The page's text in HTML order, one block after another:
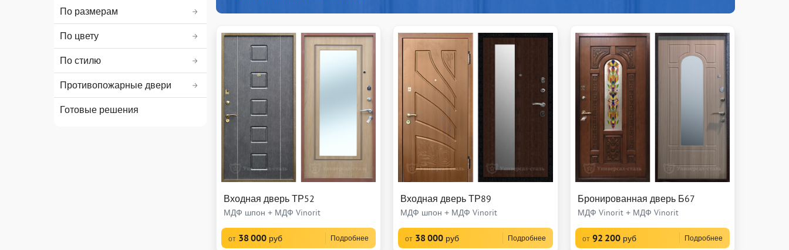
По размерам
По цвету
По стилю
Противопожарные двери
Готовые решения
Входная дверь ТР52
МДФ шпон + МДФ Vinorit
от 38 000 руб Подробнее
Входная дверь ТР89
МДФ шпон + МДФ Vinorit
от 38 000 руб Подробнее
Бронированная дверь Б67
МДФ Vinorit + МДФ Vinorit
от 92 200 руб Подробнее